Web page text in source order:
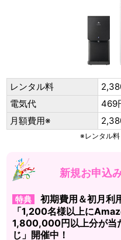
レンタル料
電気代
469
月額費用※
※レンタル料
新規お申込
特典
初期費用＆初月利
「1,200名様以上に
1,800,000円以上分が当
じ」開催中！